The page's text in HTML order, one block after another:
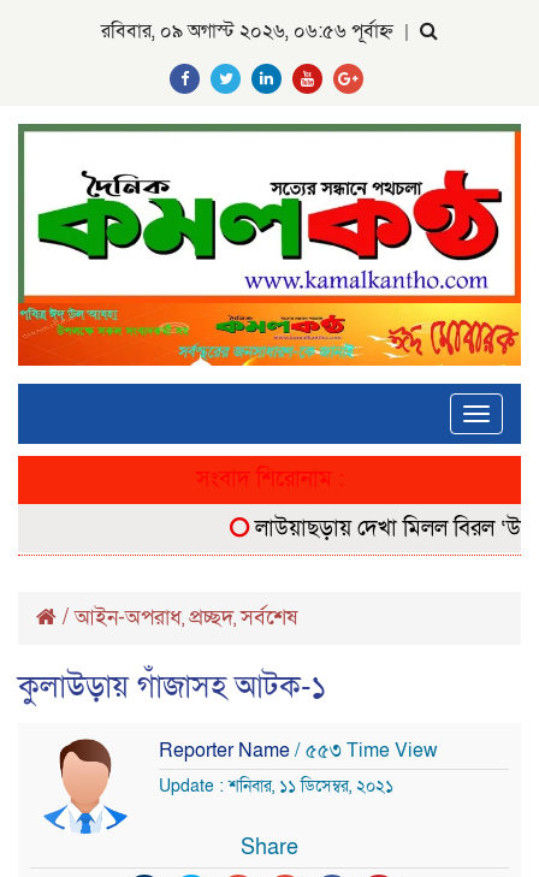
রবিবার, ০৯ অগাস্ট ২০২৬, ০৬:৫৬ পূর্বাহ্ন |
Toggle
সংবাদ শিরোনাম :
লাউয়াছড়ায় দেখা মিলল বিরল
/আইন-অপরাধ, প্রচ্ছদ,সর্বশেষ
কুলাউড়ায় গাঁজাসহ আটক-১
Reporter Name/ ৫৫৩ Time View
Update : শনিবার, ১১ ডিসেম্বর, ২০২১
Share